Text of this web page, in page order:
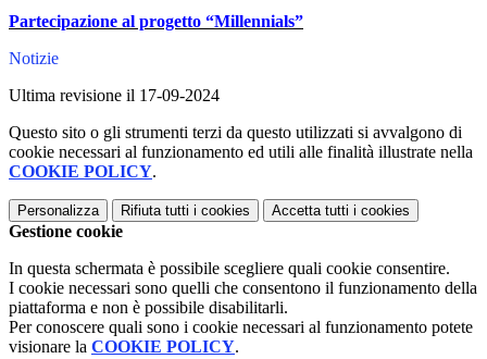
Partecipazione al progetto “Millennials”
Notizie
Ultima revisione il 17-09-2024
Questo sito o gli strumenti terzi da questo utilizzati si avvalgono di
cookie necessari al funzionamento ed utili alle finalità illustrate nella
COOKIE POLICY.
Personalizza Rifiuta tutti i cookies Accetta tutti i cookies
Gestione cookie
In questa schermata è possibile scegliere quali cookie consentire.
I cookie necessari sono quelli che consentono il funzionamento della
piattaforma e non è possibile disabilitarli.
Per conoscere quali sono i cookie necessari al funzionamento potete
visionare la COOKIE POLICY.